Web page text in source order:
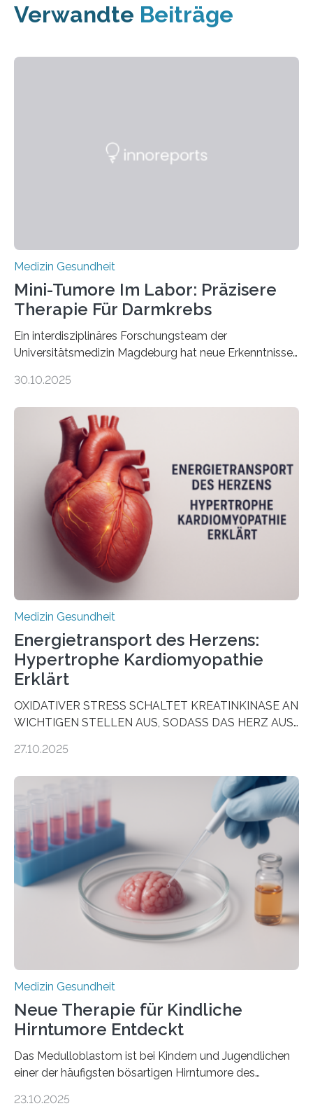
Verwandte Beiträge
Medizin Gesundheit
Mini-Tumore Im Labor: Präzisere
Therapie Für Darmkrebs
Ein interdisziplinäres Forschungsteam der
Universitätsmedizin Magdeburg hat neue Erkenntnisse
behandelt werden kann. In ihrer aktuellen Studie,
Oncology, zeigen die Forschenden, dass Mini-Tumore
aus Gewebe von Patientinnen und Patienten –
sogenannte Organoide – genutzt werden können, um
vorab zu prüfen, welche Medikamente am besten
wirken. Dabei wurde ein Eiweiß identifiziert, das künftig
als Biomarker für die Wahl der passenden Therapie
dienen könnte. Darmkrebs zählt weltweit zu den
häufigsten Krebsarten und stellt…
30.10.2025
Medizin Gesundheit
Energietransport des Herzens:
Hypertrophe Kardiomyopathie
Erklärt
OXIDATIVER STRESS SCHALTET KREATINKINASE AN
WICHTIGEN STELLEN AUS, SODASS DAS HERZ AUS
aus dem Deutschen Zentrum für Herzinsuffizienz
im Journal Circulation, warum der Energietransport bei
der Hypertrophen Kardiomyopathie (HCM) versagen
kann und wie sich durch eine Verringerung der
Herzbelastung und des oxidativen Stresses
Rhythmusstörungen reduzieren lassen. Würzburg. Die
hypertrophe Kardiomyopathie (HCM) ist die häufigste
erblich bedingte Herzerkrankung. Sie führt dazu, dass
sich die linke Herzkammer verdickt, der Herzmuskel zu
stark kontrahiert…
27.10.2025
Medizin Gesundheit
Neue Therapie für Kindliche
Hirntumore Entdeckt
Das Medulloblastom ist bei Kindern und Jugendlichen
einer der häufigsten bösartigen Hirntumore des
23.10.2025